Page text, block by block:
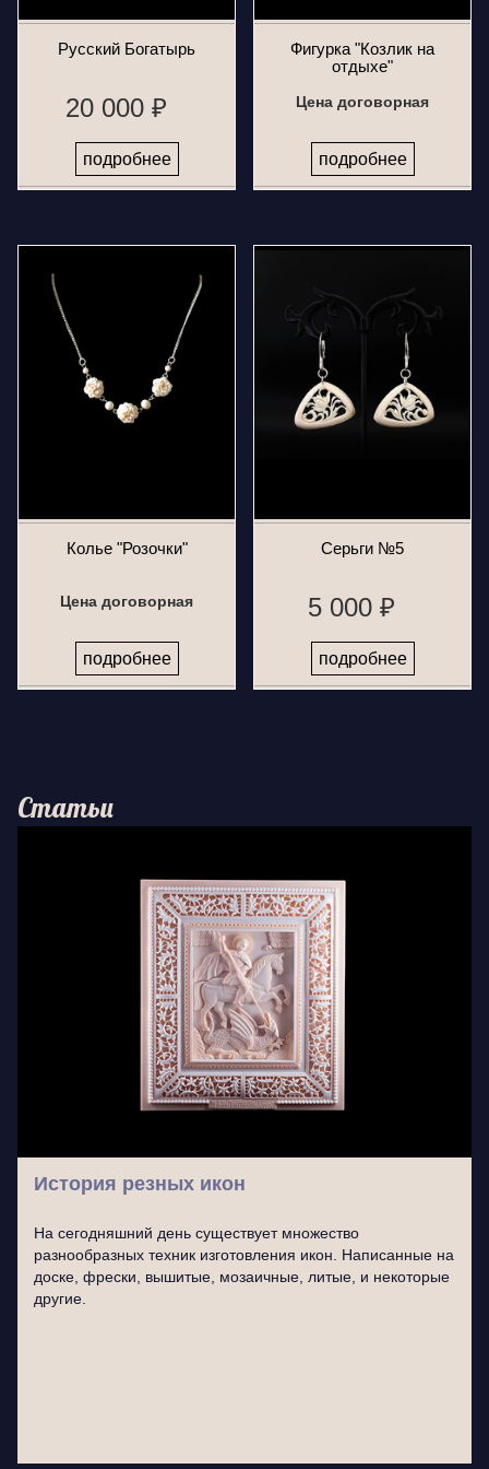
Русский Богатырь
20 000 ₽
подробнее
Фигурка "Козлик на
отдыхе"
Цена договорная
подробнее
Колье "Розочки"
Цена договорная
подробнее
Серьги №5
5 000 ₽
подробнее
Статьи
История резных икон
На сегодняшний день существует множество
разнообразных техник изготовления икон. Написанные на
доске, фрески, вышитые, мозаичные, литые, и некоторые
другие.